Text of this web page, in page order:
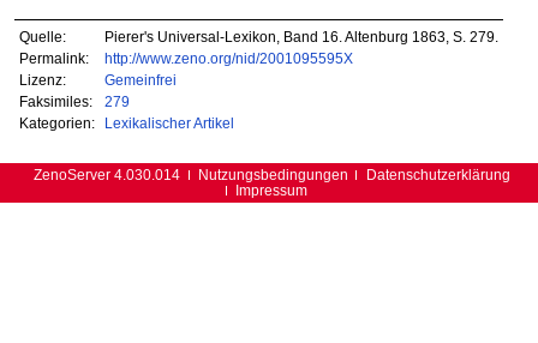
Quelle:
Pierer's Universal-Lexikon, Band 16. Altenburg 1863, S. 279.
Permalink:
http://www.zeno.org/nid/2001095595X
Lizenz:
Gemeinfrei
Faksimiles:
279
Kategorien:
Lexikalischer Artikel
ZenoServer 4.030.014 Nutzungsbedingungen
Datenschutzerklärung
Impressum